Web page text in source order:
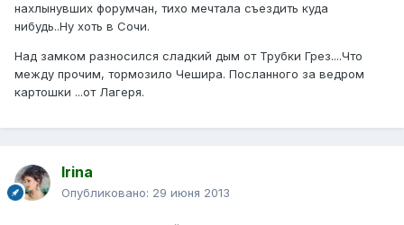
нахлынувших форумчан, тихо мечтала съездить куда
нибудь..Ну хоть в Сочи.
Над замком разносился сладкий дым от Трубки Грез....Что
между прочим, тормозило Чешира. Посланного за ведром
картошки ...от Лагеря.
Irina
Опубликовано: 29 июня 2013